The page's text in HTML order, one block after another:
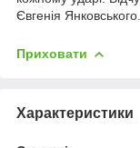
Євгенія Янковського.
Приховати
Характеристики